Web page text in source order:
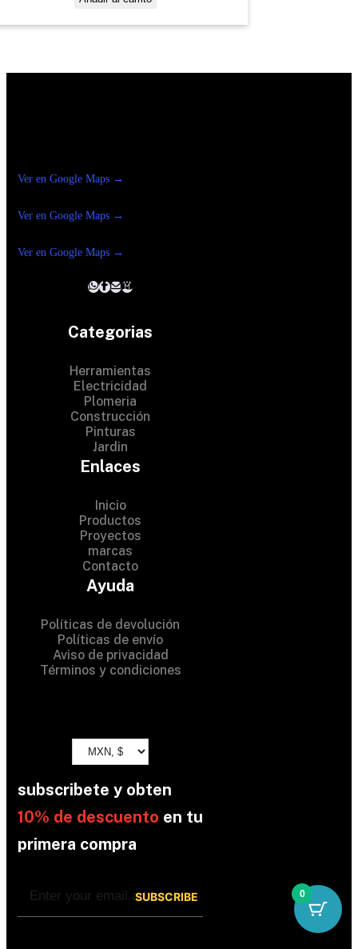
Ver en Google Maps →
Ver en Google Maps →
Ver en Google Maps →
Categorias
Herramientas
Electricidad
Plomeria
Construcción
Pinturas
Jardin
Enlaces
Inicio
Productos
Proyectos
marcas
Contacto
Ayuda
Políticas de devolución
Políticas de envío
Aviso de privacidad
Términos y condiciones
subscribete y obten
10% de descuento en tu
primera compra
0